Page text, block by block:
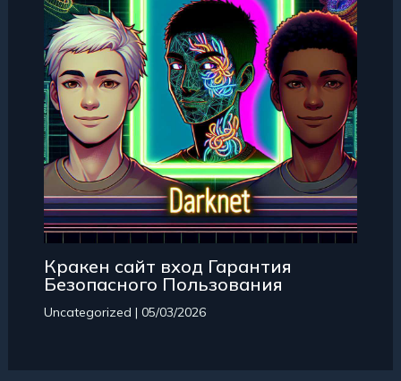
Кракен сайт вход Гарантия
Безопасного Пользования
Uncategorized | 05/03/2026